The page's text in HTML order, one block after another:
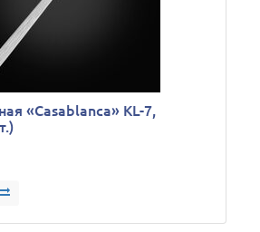
«Casablanca» KL-7,